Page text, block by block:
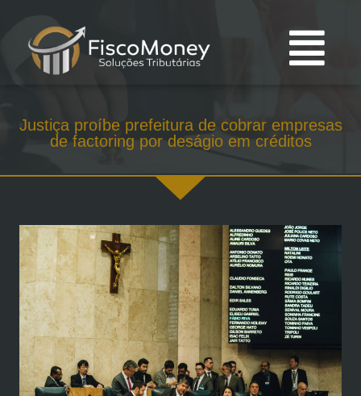
Justiça proíbe prefeitura de cobrar empresas
de factoring por deságio em créditos